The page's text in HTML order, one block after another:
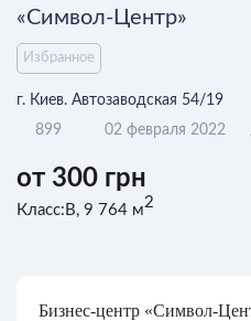
«Символ-Центр»
Избранное
г. Киев. Автозаводская 54/19
899
02 февраля 2022
от 300 грн
Класс:B, 9 764 м2
Бизнес-центр «Символ-